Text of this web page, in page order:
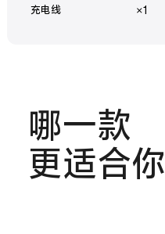
充电线 ×1
哪一款
更适合你